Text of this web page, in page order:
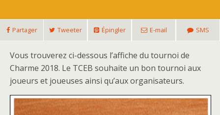
Partager Tweeter Épingler E-mail SMS
Vous trouverez ci-dessous l’affiche du tournoi de
Charme 2018. Le TCEB souhaite un bon tournoi aux
joueurs et joueuses ainsi qu’aux organisateurs.